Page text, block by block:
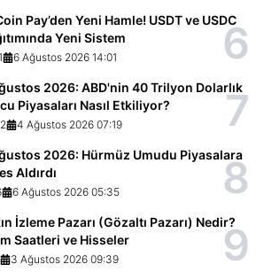
Pay’den Yeni Hamle! USDT ve USDC
Yeni Sistem
6 Ağustos 2026 14:01 6
2026: ABD'nin 40 Trilyon Dolarlık
Piyasaları Nasıl Etkiliyor?
4 Ağustos 2026 07:19 7
2026: Hürmüz Umudu Piyasalara
Aldırdı
6 Ağustos 2026 05:35 8
İzleme Pazarı (Gözaltı Pazarı) Nedir?
Saatleri ve Hisseler
3 Ağustos 2026 09:39 9